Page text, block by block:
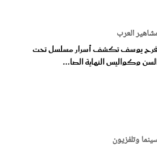
العرب
يوسف تكشف أسرار مسلسل تحت
وكواليس النهاية الصا...
وتلفزيون